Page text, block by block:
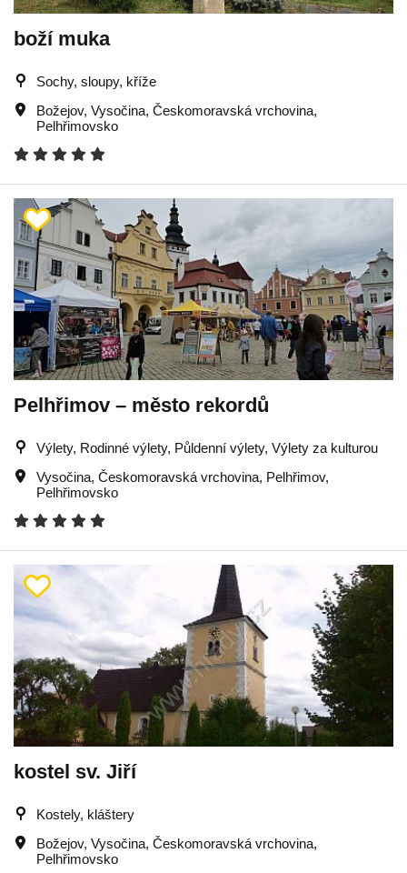
boží muka
Sochy, sloupy, kříže
Božejov, Vysočina, Českomoravská vrchovina,
Pelhřimovsko
Pelhřimov – město rekordů
Výlety, Rodinné výlety, Půldenní výlety, Výlety za kulturou
Vysočina, Českomoravská vrchovina, Pelhřimov,
Pelhřimovsko
kostel sv. Jiří
Kostely, kláštery
Božejov, Vysočina, Českomoravská vrchovina,
Pelhřimovsko